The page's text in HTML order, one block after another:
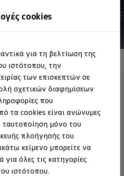
cookies
για τη βελτίωση της
ιστότοπου, την
των επισκεπτών σε
σχετικών διαφημίσεων
που
τα cookies είναι ανώνυμες
ταυτοποίηση μόνο του
πλοήγησής του
κείμενο μπορείτε να
για όλες τις κατηγορίες
ιστότοπου.
Volkswagen σας
Volkswagen
Information